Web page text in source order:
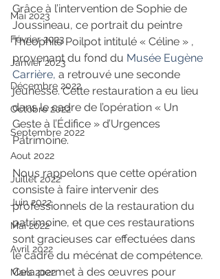
Mai 2023
Février 2023
Janvier 2023
Décembre 2022
Octobre 2022
Septembre 2022
Aout 2022
Juillet 2022
Juin 2022
Mai 2022
Avril 2022
Mars 2022
Grâce à l’intervention de Sophie de
Joussineau, ce portrait du peintre
Théophile Poilpot intitulé « Céline » ,
provenant du fond du Musée Eugène
Carrière, a retrouvé une seconde
jeunesse. Cette restauration a eu lieu
dans le cadre de l’opération « Un
Geste à l’Édifice » d’Urgences
Patrimoine.
Nous rappelons que cette opération
consiste à faire intervenir des
professionnels de la restauration du
patrimoine, et que ces restaurations
sont gracieuses car effectuées dans
le cadre du mécénat de compétence.
Cela permet à des œuvres pour